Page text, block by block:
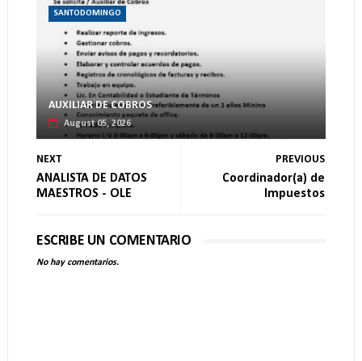
SANTODOMINGO
AUXILIAR DE COBROS
August 05, 2026
NEXT
ANALISTA DE DATOS
MAESTROS - OLE
PREVIOUS
Coordinador(a) de
Impuestos
ESCRIBE UN COMENTARIO
No hay comentarios.